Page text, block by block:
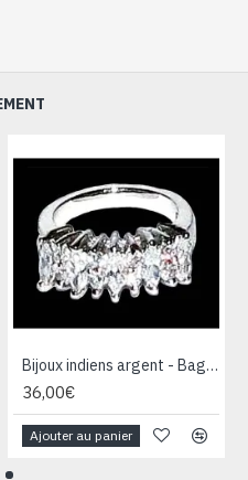
Bijoux indiens argent - Bague indienne oxyde de Zirconium
36,00€
Ajouter au panier